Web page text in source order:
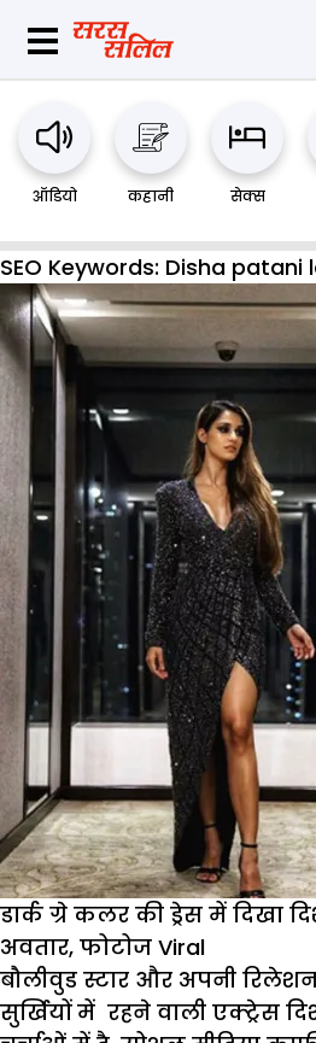
ऑडियो कहानी सेक्स
SEO Keywords: Disha patani
डार्क ग्रे कलर की ड्रेस में दिखा
अवतार, फोटोज Viral
बौलीवुड स्टार और अपनी
सुर्खियों में रहने वाली एक्ट्रेस